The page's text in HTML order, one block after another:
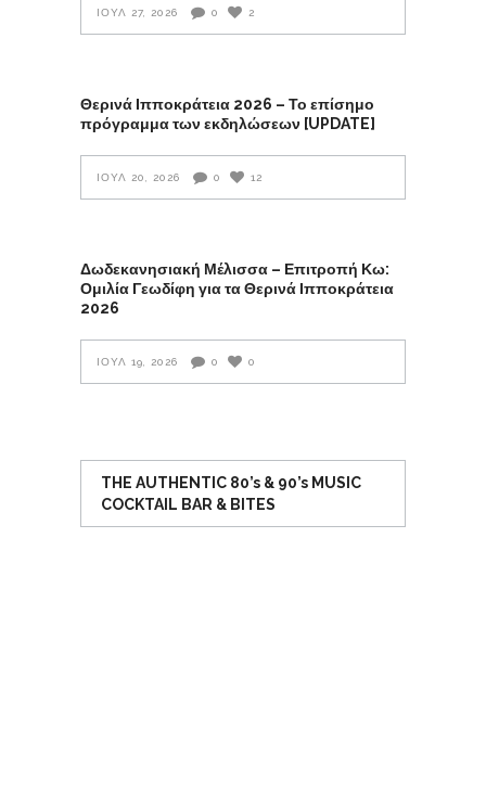
ΙΟΎΛ 27, 2026 0 2
Θερινά Ιπποκράτεια 2026 – Το επίσημο
πρόγραμμα των εκδηλώσεων [UPDATE]
ΙΟΎΛ 20, 2026 0 12
Δωδεκανησιακή Μέλισσα – Επιτροπή Κω:
Ομιλία Γεωδίφη για τα Θερινά Ιπποκράτεια
2026
ΙΟΎΛ 19, 2026 0 0
THE AUTHENTIC 80’s & 90’s MUSIC
COCKTAIL BAR & BITES